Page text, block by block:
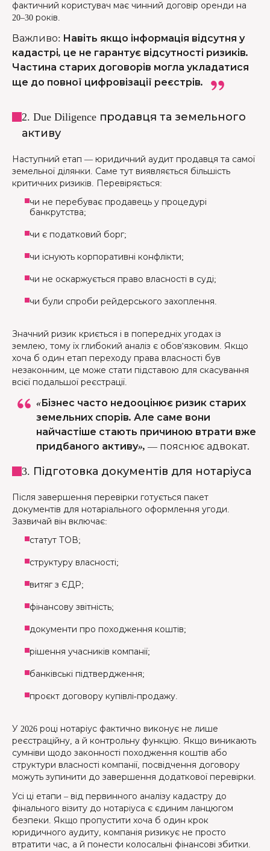
фактичний користувач має чинний договір оренди на
20–30 років.
Важливо: Навіть якщо інформація відсутня у
кадастрі, це не гарантує відсутності ризиків.
Частина старих договорів могла укладатися
ще до повної цифровізації реєстрів.
2. Due Diligence продавця та земельного
активу
Наступний етап — юридичний аудит продавця та самої
земельної ділянки. Саме тут виявляється більшість
критичних ризиків. Перевіряється:
чи не перебуває продавець у процедурі
банкрутства;
чи є податковий борг;
чи існують корпоративні конфлікти;
чи не оскаржується право власності в суді;
чи були спроби рейдерського захоплення.
Значний ризик криється і в попередніх угодах із
землею, тому їх глибокий аналіз є обов'язковим. Якщо
хоча б один етап переходу права власності був
незаконним, це може стати підставою для скасування
всієї подальшої реєстрації.
«Бізнес часто недооцінює ризик старих
земельних спорів. Але саме вони
найчастіше стають причиною втрати вже
придбаного активу», — пояснює адвокат.
3. Підготовка документів для нотаріуса
Після завершення перевірки готується пакет
документів для нотаріального оформлення угоди.
Зазвичай він включає:
статут ТОВ;
структуру власності;
витяг з ЄДР;
фінансову звітність;
документи про походження коштів;
рішення учасників компанії;
банківські підтвердження;
проєкт договору купівлі-продажу.
У 2026 році нотаріус фактично виконує не лише
реєстраційну, а й контрольну функцію. Якщо виникають
сумніви щодо законності походження коштів або
структури власності компанії, посвідчення договору
можуть зупинити до завершення додаткової перевірки.
Усі ці етапи – від первинного аналізу кадастру до
фінального візиту до нотаріуса є єдиним ланцюгом
безпеки. Якщо пропустити хоча б один крок
юридичного аудиту, компанія ризикує не просто
втратити час, а й понести колосальні фінансові збитки.